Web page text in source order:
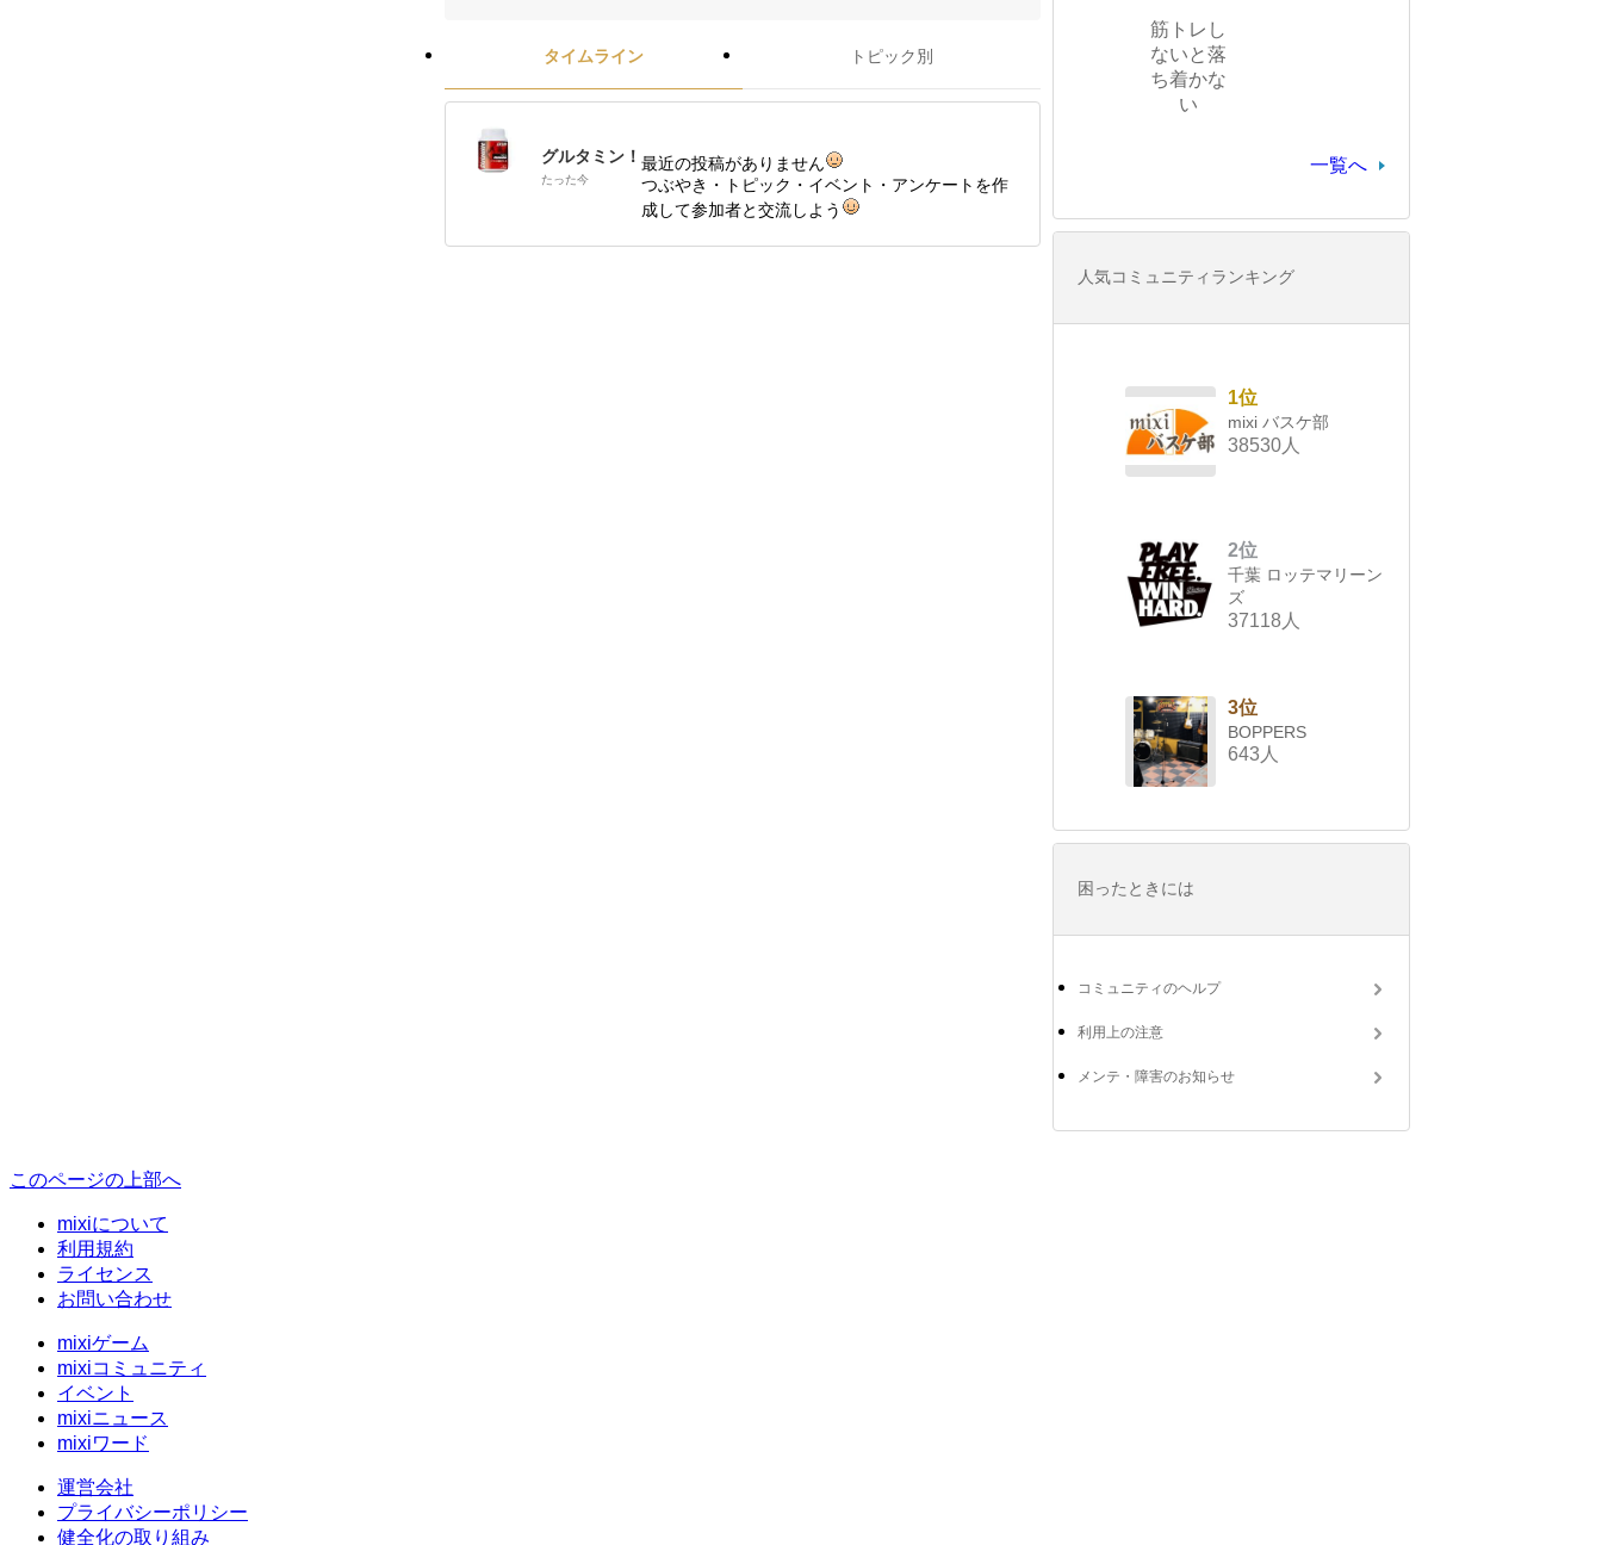
タイムライン トピック別
グルタミン！
たった今
最近の投稿がありません
つぶやき・トピック・イベント・アンケートを作
成して参加者と交流しよう
筋トレし
ないと落
ち着かな
い
一覧へ
人気コミュニティランキング
1位
mixi バスケ部
38530人
2位
千葉 ロッテマリーン
ズ
37118人
3位
BOPPERS
643人
困ったときには
コミュニティのヘルプ
利用上の注意
メンテ・障害のお知らせ
このページの上部へ
mixiについて
利用規約
ライセンス
お問い合わせ
mixiゲーム
mixiコミュニティ
イベント
mixiニュース
mixiワード
運営会社
プライバシーポリシー
健全化の取り組み